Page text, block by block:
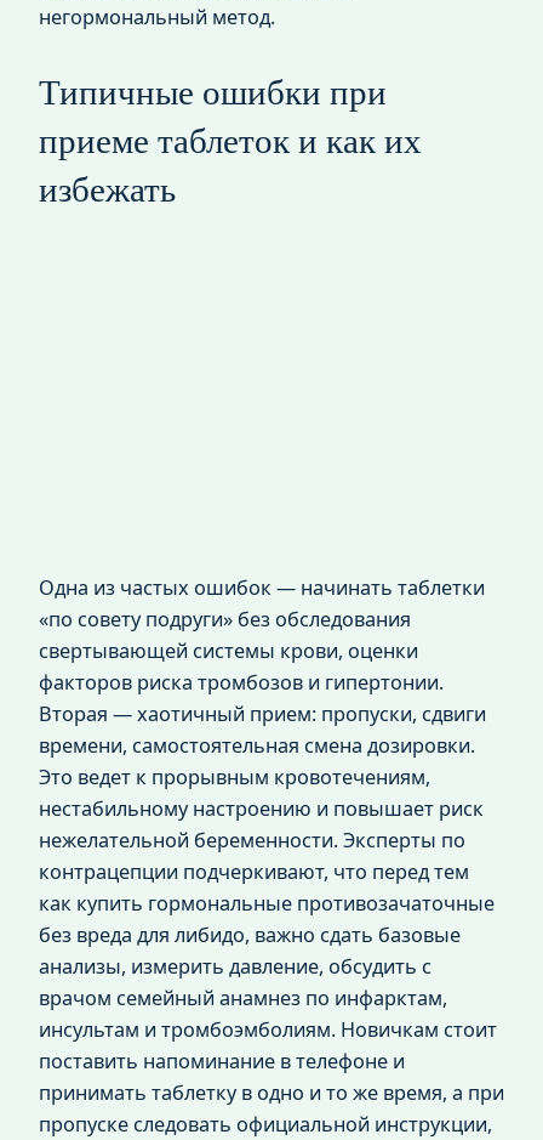
негормональный метод.
Типичные ошибки при
приеме таблеток и как их
избежать
Одна из частых ошибок — начинать таблетки
«по совету подруги» без обследования
свертывающей системы крови, оценки
факторов риска тромбозов и гипертонии.
Вторая — хаотичный прием: пропуски, сдвиги
времени, самостоятельная смена дозировки.
Это ведет к прорывным кровотечениям,
нестабильному настроению и повышает риск
нежелательной беременности. Эксперты по
контрацепции подчеркивают, что перед тем
как купить гормональные противозачаточные
без вреда для либидо, важно сдать базовые
анализы, измерить давление, обсудить с
врачом семейный анамнез по инфарктам,
инсультам и тромбоэмболиям. Новичкам стоит
поставить напоминание в телефоне и
принимать таблетку в одно и то же время, а при
пропуске следовать официальной инструкции,